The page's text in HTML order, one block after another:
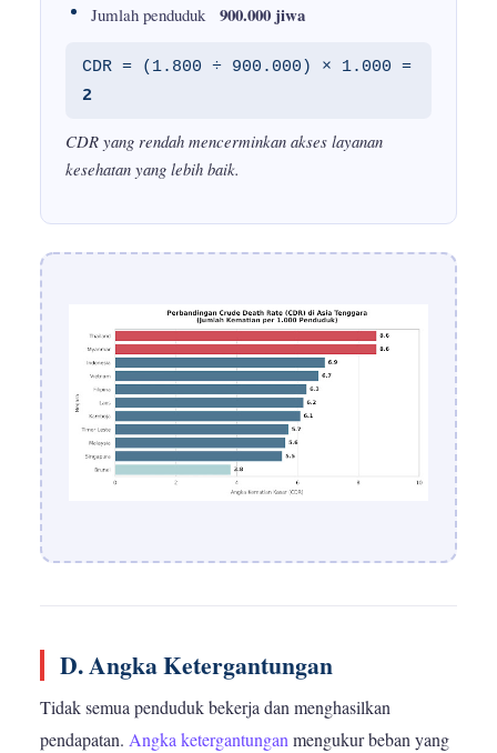
Jumlah penduduk 900.000 jiwa
CDR = (1.800 ÷ 900.000) × 1.000 =
2
CDR yang rendah mencerminkan akses layanan
kesehatan yang lebih baik.
D. Angka Ketergantungan
Tidak semua penduduk bekerja dan menghasilkan
pendapatan. Angka ketergantunganmengukur beban yang